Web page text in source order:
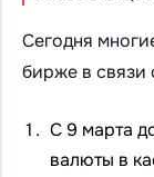
Сегодня
бирже в связи
С 9 марта
валюты в